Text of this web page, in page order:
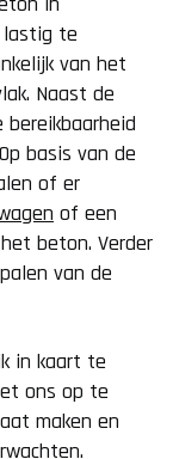
lastig te
van het
Naast de
basis van de
of er
of een
beton. Verder
van de
in kaart te
ons op te
maken en